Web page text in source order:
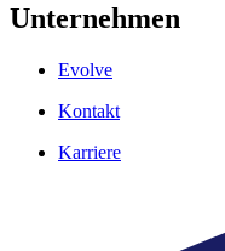
Unternehmen
Evolve
Kontakt
Karriere